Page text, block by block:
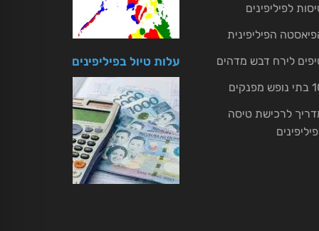
לפיליפינים
הפיליפינית
לירח דבש מדהים
מפנקים
לרכישת טיסה
עלות טיול בפיליפינים